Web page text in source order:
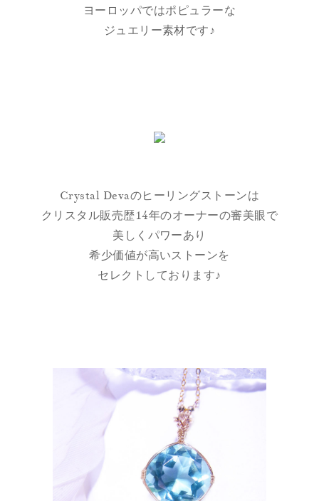
ヨーロッパではポピュラーな
ジュエリー素材です♪
Crystal Devaのヒーリングストーンは
クリスタル販売歴14年のオーナーの審美眼で
美しくパワーあり
希少価値が高いストーンを
セレクトしております♪